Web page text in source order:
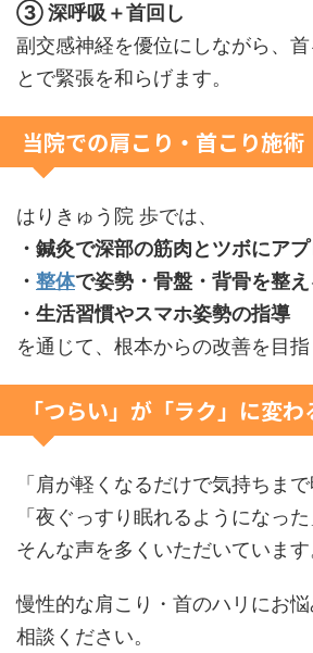
③ 深呼吸＋首回し
副交感神経を優位にしながら、
とで緊張を和らげます。
当院での肩こり・首こり施術
はりきゅう院 歩では、
・鍼灸で深部の筋肉とツボにア
・ 整体で姿勢・骨盤・背骨を整え
・生活習慣やスマホ姿勢の指導
を通じて、根本からの改善を目指
「つらい」が「ラク」に変
「肩が軽くなるだけで気持ちまで
「夜ぐっすり眠れるようになった
そんな声を多くいただいています
慢性的な肩こり・首のハリにお
相談ください。